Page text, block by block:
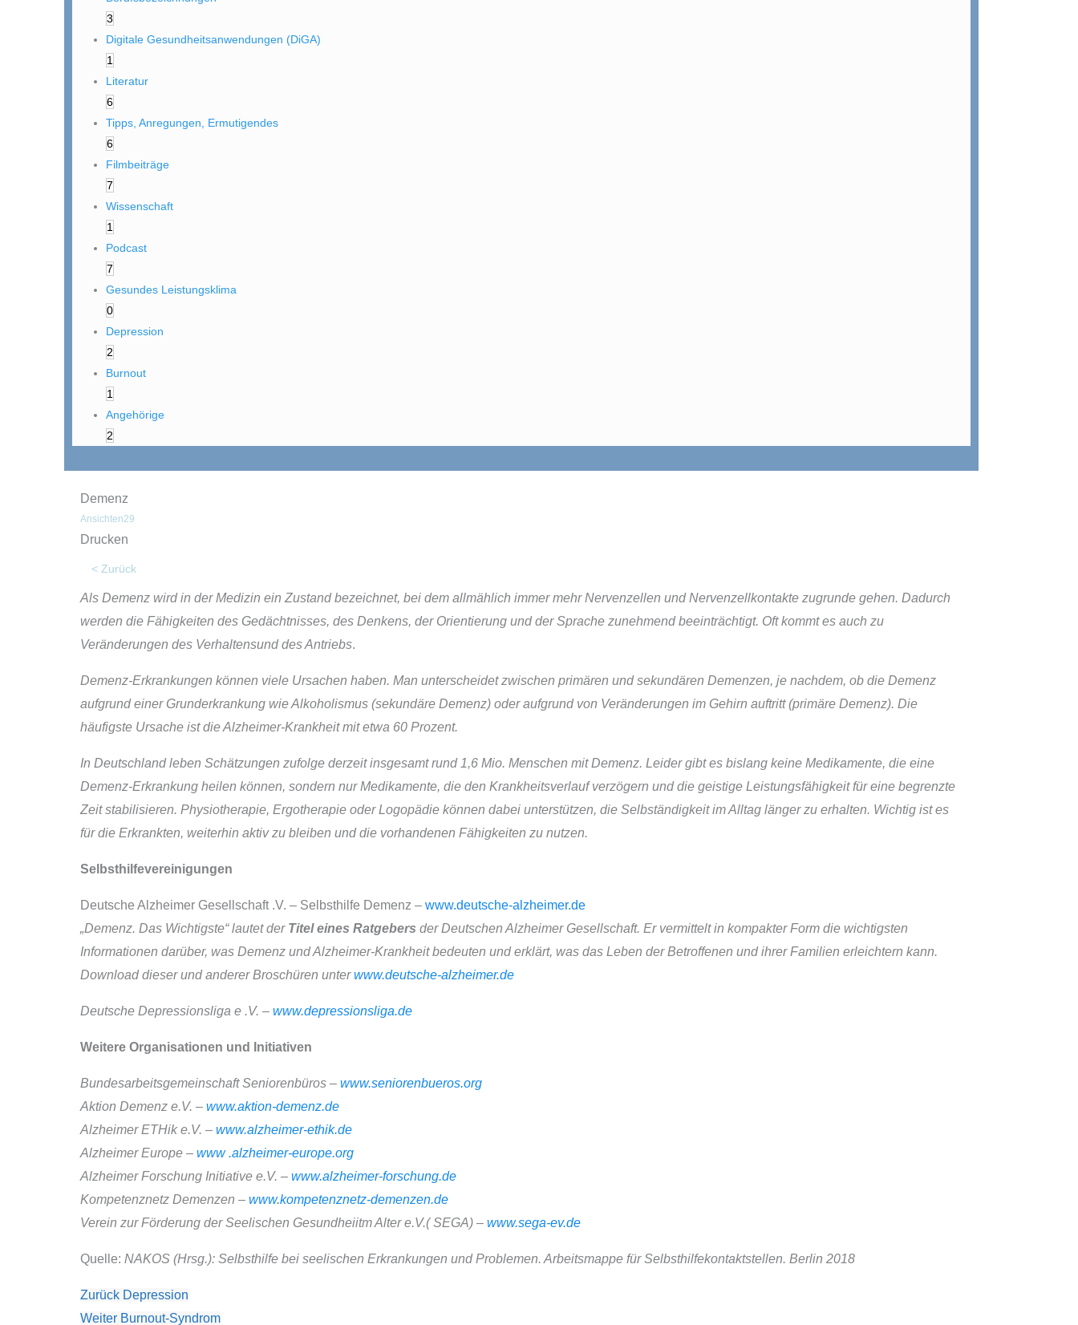
3
Digitale Gesundheitsanwendungen (DiGA)
1
Literatur
6
Tipps, Anregungen, Ermutigendes
6
Filmbeiträge
7
Wissenschaft
1
Podcast
7
Gesundes Leistungsklima
0
Depression
2
Burnout
1
Angehörige
2
Demenz
Ansichten29
Drucken
< Zurück
Als Demenz wird in der Medizin ein Zustand bezeichnet, bei dem allmählich immer mehr Nervenzellen und Nervenzellkontakte zugrunde gehen. Dadurch
werden die Fähigkeiten des Gedächtnisses, des Denkens, der Orientierung und der Sprache zunehmend beeinträchtigt. Oft kommt es auch zu
Veränderungen des Verhaltensund des Antriebs.
Demenz-Erkrankungen können viele Ursachen haben. Man unterscheidet zwischen primären und sekundären Demenzen, je nachdem, ob die Demenz
aufgrund einer Grunderkrankung wie Alkoholismus (sekundäre Demenz) oder aufgrund von Veränderungen im Gehirn auftritt (primäre Demenz). Die
häufigste Ursache ist die Alzheimer-Krankheit mit etwa 60 Prozent.
In Deutschland leben Schätzungen zufolge derzeit insgesamt rund 1,6 Mio. Menschen mit Demenz. Leider gibt es bislang keine Medikamente, die eine
Demenz-Erkrankung heilen können, sondern nur Medikamente, die den Krankheitsverlauf verzögern und die geistige Leistungsfähigkeit für eine begrenzte
Zeit stabilisieren. Physiotherapie, Ergotherapie oder Logopädie können dabei unterstützen, die Selbständigkeit im Alltag länger zu erhalten. Wichtig ist es
für die Erkrankten, weiterhin aktiv zu bleiben und die vorhandenen Fähigkeiten zu nutzen.
Selbsthilfevereinigungen
Deutsche Alzheimer Gesellschaft .V. – Selbsthilfe Demenz – www.deutsche-alzheimer.de
„Demenz. Das Wichtigste“ lautet der Titel eines Ratgebers der Deutschen Alzheimer Gesellschaft. Er vermittelt in kompakter Form die wichtigsten
Informationen darüber, was Demenz und Alzheimer-Krankheit bedeuten und erklärt, was das Leben der Betroffenen und ihrer Familien erleichtern kann.
Download dieser und anderer Broschüren unterwww.deutsche-alzheimer.de
Deutsche Depressionsliga e .V. – www.depressionsliga.de
Weitere Organisationen und Initiativen
Bundesarbeitsgemeinschaft Seniorenbüros – www.seniorenbueros.org
Aktion Demenz e.V. – www.aktion-demenz.de
Alzheimer ETHik e.V. – www.alzheimer-ethik.de
Alzheimer Europe – www .alzheimer-europe.org
Alzheimer Forschung Initiative e.V. – www.alzheimer-forschung.de
Kompetenznetz Demenzen – www.kompetenznetz-demenzen.de
Verein zur Förderung der Seelischen Gesundheiitm Alter e.V.( SEGA) – www.sega-ev.de
Quelle: NAKOS (Hrsg.): Selbsthilfe bei seelischen Erkrankungen und Problemen. Arbeitsmappe für Selbsthilfekontaktstellen. Berlin 2018
Zurück Depression
Weiter Burnout-Syndrom